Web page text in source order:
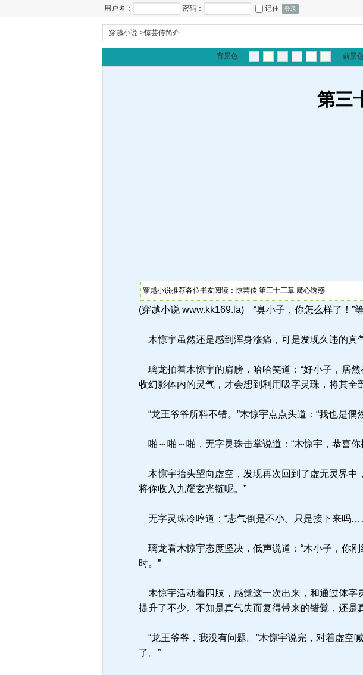
用户名： 密码： 记住
穿越小说->惊芸传简介
背景色： 前景
第三
穿越小说推荐各位书友阅读：惊芸传 第三十三章 魔心诱惑
(穿越小说 www.kk169.la) “臭小子，你怎么样了！”
木惊宇虽然还是感到浑身涨痛，可是发现久违的真
璃龙拍着木惊宇的肩膀，哈哈笑道：“好小子，居
收幻影体内的灵气，才会想到利用吸字灵珠，将其全
“龙王爷爷所料不错。”木惊宇点点头道：“我也是
啪～啪～啪，无字灵珠击掌说道：“木惊宇，恭喜
木惊宇抬头望向虚空，发现再次回到了虚无灵界中
将你收入九耀玄光链呢。”
无字灵珠冷哼道：“志气倒是不小。只是接下来吗
璃龙看木惊宇态度坚决，低声说道：“木小子，你
时。”
木惊宇活动着四肢，感觉这一次出来，和通过体字
提升了不少。不知是真气失而复得带来的错觉，还是
“龙王爷爷，我没有问题。”木惊宇说完，对着虚空
了。”